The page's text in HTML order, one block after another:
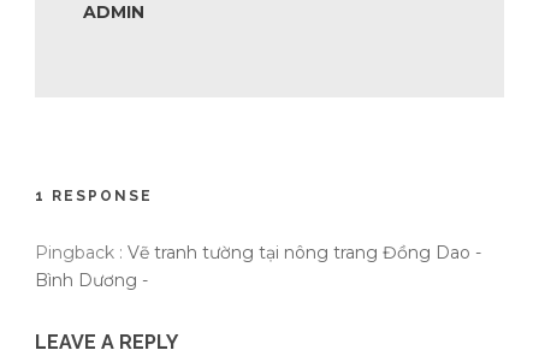
ADMIN
1 RESPONSE
Pingback : Vẽ tranh tường tại nông trang Đồng Dao -
Bình Dương -
LEAVE A REPLY